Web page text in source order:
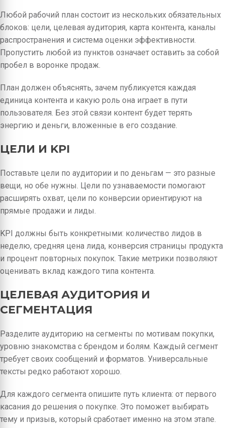
Любой рабочий план состоит из нескольких обязательных
блоков: цели, целевая аудитория, карта контента, каналы
распространения и система оценки эффективности.
Пропустить любой из пунктов означает оставить за собой
пробел в воронке продаж.
План должен объяснять, зачем публикуется каждая
единица контента и какую роль она играет в пути
пользователя. Без этой связи контент будет терять
энергию и деньги, вложенные в его создание.
ЦЕЛИ И KPI
Поставьте цели по аудитории и по деньгам — это разные
вещи, но обе нужны. Цели по узнаваемости помогают
расширять охват, цели по конверсии ориентируют на
прямые продажи и лиды.
KPI должны быть конкретными: количество лидов в
неделю, средняя цена лида, конверсия страницы продукта
и процент повторных покупок. Такие метрики позволяют
оценивать вклад каждого типа контента.
ЦЕЛЕВАЯ АУДИТОРИЯ И
СЕГМЕНТАЦИЯ
Разделите аудиторию на сегменты по мотивам покупки,
уровню знакомства с брендом и болям. Каждый сегмент
требует своих сообщений и форматов. Универсальные
тексты редко работают хорошо.
Для каждого сегмента опишите путь клиента: от первого
касания до решения о покупке. Это поможет выбирать
тему и призыв, который сработает именно на этом этапе.